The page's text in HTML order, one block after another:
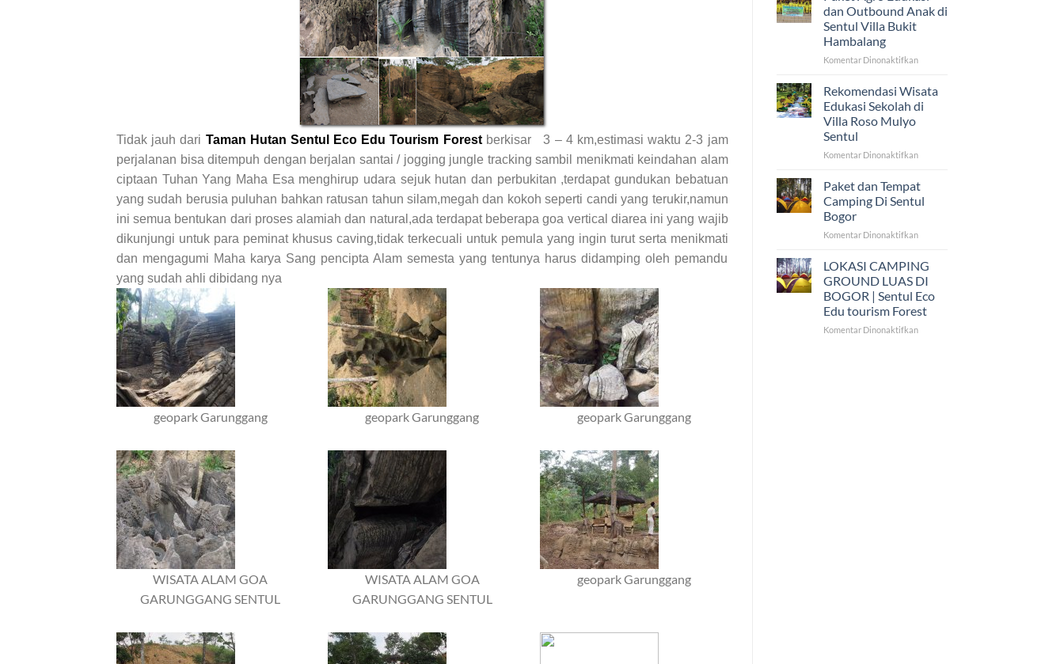
Tidak jauh dari Taman Hutan Sentul Eco Edu Tourism Forestberkisar 3 – 4 km,estimasi waktu 2-3 jam
perjalanan bisa ditempuh dengan berjalan santai / jogging jungle tracking sambil menikmati keindahan alam
ciptaan Tuhan Yang Maha Esa menghirup udara sejuk hutan dan perbukitan ,terdapat gundukan bebatuan
yang sudah berusia puluhan bahkan ratusan tahun silam,megah dan kokoh seperti candi yang terukir,namun
ini semua bentukan dari proses alamiah dan natural,ada terdapat beberapa goa vertical diarea ini yang wajib
dikunjungi untuk para peminat khusus caving,tidak terkecuali untuk pemula yang ingin turut serta menikmati
dan mengagumi Maha karya Sang pencipta Alam semesta yang tentunya harus didamping oleh pemandu
yang sudah ahli dibidang nya
geopark Garunggang geopark Garunggang geopark Garunggang
WISATA ALAM GOA
GARUNGGANG SENTUL
WISATA ALAM GOA
GARUNGGANG SENTUL
geopark Garunggang
PGB
di
Eco
Edu
dan Outbound Anak di
Sentul Villa Bukit
Hambalang
Komentar Dinonaktifkanpada
Agro
dan
di
Villa
Bukit
Hambalang
Rekomendasi Wisata
Edukasi Sekolah di
Villa Roso Mulyo
Sentul
Komentar Dinonaktifkanpada
Wisata
Sekolah
Villa
Mulyo
Sentul
Paket dan Tempat
Camping Di Sentul
Bogor
Komentar Dinonaktifkanpada
dan
Camping
Di
Sentul
Bogor
LOKASI CAMPING
GROUND LUAS DI
BOGOR | Sentul Eco
Edu tourism Forest
Komentar Dinonaktifkanpada